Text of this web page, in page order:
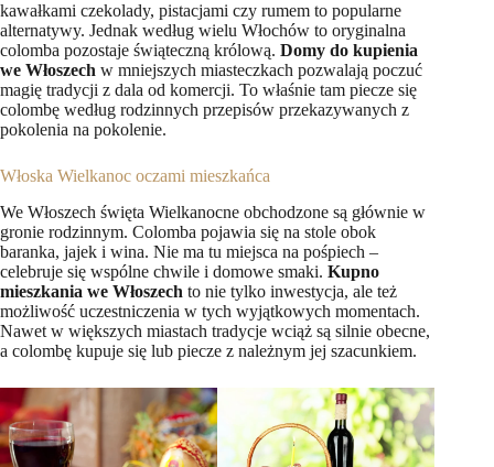
kawałkami czekolady, pistacjami czy rumem to popularne
alternatywy. Jednak według wielu Włochów to oryginalna
colomba pozostaje świąteczną królową. Domy do kupienia
we Włoszech w mniejszych miasteczkach pozwalają poczuć
magię tradycji z dala od komercji. To właśnie tam piecze się
colombę według rodzinnych przepisów przekazywanych z
pokolenia na pokolenie.
Włoska Wielkanoc oczami mieszkańca
We Włoszech święta Wielkanocne obchodzone są głównie w
gronie rodzinnym. Colomba pojawia się na stole obok
baranka, jajek i wina. Nie ma tu miejsca na pośpiech –
celebruje się wspólne chwile i domowe smaki. Kupno
mieszkania we Włoszech to nie tylko inwestycja, ale też
możliwość uczestniczenia w tych wyjątkowych momentach.
Nawet w większych miastach tradycje wciąż są silnie obecne,
a colombę kupuje się lub piecze z należnym jej szacunkiem.